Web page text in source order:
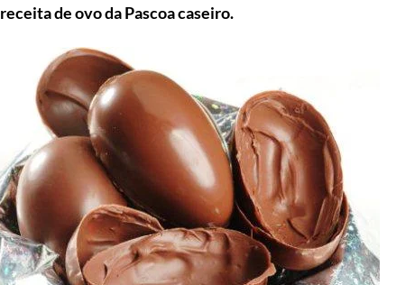
receita de ovo da Pascoa caseiro.